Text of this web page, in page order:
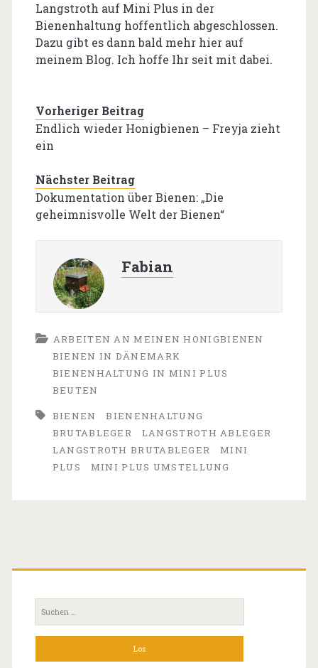
Langstroth auf Mini Plus in der
Bienenhaltung hoffentlich abgeschlossen.
Dazu gibt es dann bald mehr hier auf
meinem Blog. Ich hoffe Ihr seit mit dabei.
Vorheriger Beitrag
Endlich wieder Honigbienen – Freyja zieht
ein
Nächster Beitrag
Dokumentation über Bienen: „Die
geheimnisvolle Welt der Bienen“
Fabian
ARBEITEN AN MEINEN HONIGBIENEN
BIENEN IN DÄNEMARK
BIENENHALTUNG IN MINI PLUS
BEUTEN
BIENEN
BIENENHALTUNG
BRUTABLEGER
LANGSTROTH ABLEGER
LANGSTROTH BRUTABLEGER
MINI
PLUS
MINI PLUS UMSTELLUNG
Primäre
Seitenleiste
Suchen
nach: